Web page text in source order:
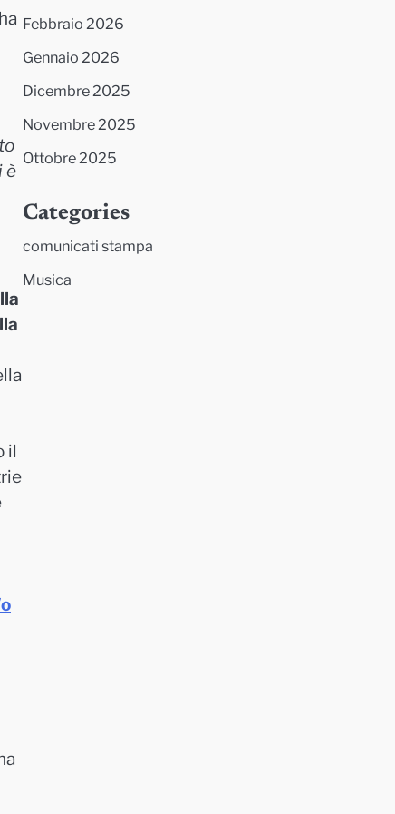
è
il
Febbraio 2026
Gennaio 2026
Dicembre 2025
Novembre 2025
Ottobre 2025
Categories
comunicati stampa
Musica